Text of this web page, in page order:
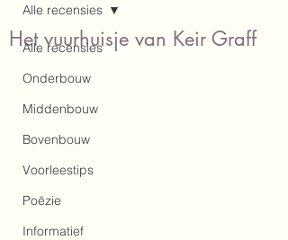
Alle recensies
Onderbouw
Middenbouw
Bovenbouw
Voorleestips
Poëzie
Informatief
Alle recensies
Het vuurhuisje van Keir Graff